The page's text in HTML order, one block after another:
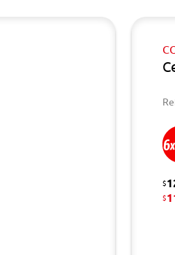
$
$